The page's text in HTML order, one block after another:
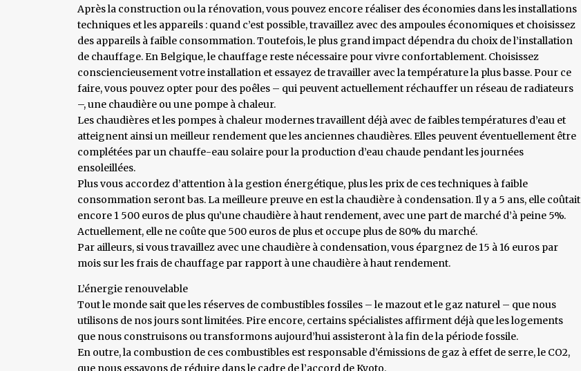
Après la construction ou la rénovation, vous pouvez encore réaliser des économies dans les installations
techniques et les appareils : quand c’est possible, travaillez avec des ampoules économiques et choisissez
des appareils à faible consommation. Toutefois, le plus grand impact dépendra du choix de l’installation
de chauffage. En Belgique, le chauffage reste nécessaire pour vivre confortablement. Choisissez
consciencieusement votre installation et essayez de travailler avec la température la plus basse. Pour ce
faire, vous pouvez opter pour des poêles – qui peuvent actuellement réchauffer un réseau de radiateurs
–, une chaudière ou une pompe à chaleur.
Les chaudières et les pompes à chaleur modernes travaillent déjà avec de faibles températures d’eau et
atteignent ainsi un meilleur rendement que les anciennes chaudières. Elles peuvent éventuellement être
complétées par un chauffe-eau solaire pour la production d’eau chaude pendant les journées
ensoleillées.
Plus vous accordez d’attention à la gestion énergétique, plus les prix de ces techniques à faible
consommation seront bas. La meilleure preuve en est la chaudière à condensation. Il y a 5 ans, elle coûtait
encore 1 500 euros de plus qu’une chaudière à haut rendement, avec une part de marché d’à peine 5%.
Actuellement, elle ne coûte que 500 euros de plus et occupe plus de 80% du marché.
Par ailleurs, si vous travaillez avec une chaudière à condensation, vous épargnez de 15 à 16 euros par
mois sur les frais de chauffage par rapport à une chaudière à haut rendement.
L’énergie renouvelable
Tout le monde sait que les réserves de combustibles fossiles – le mazout et le gaz naturel – que nous
utilisons de nos jours sont limitées. Pire encore, certains spécialistes affirment déjà que les logements
que nous construisons ou transformons aujourd’hui assisteront à la fin de la période fossile.
En outre, la combustion de ces combustibles est responsable d’émissions de gaz à effet de serre, le CO2,
que nous essayons de réduire dans le cadre de l’accord de Kyoto.